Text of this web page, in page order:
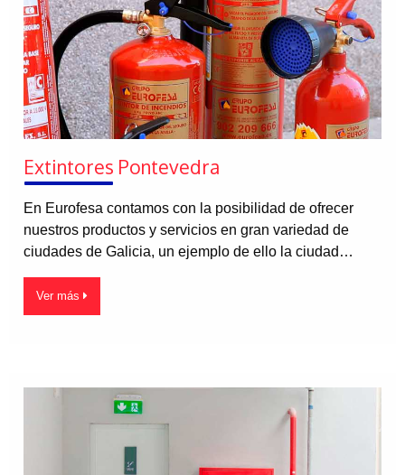
Extintores Pontevedra
En Eurofesa contamos con la posibilidad de ofrecer
nuestros productos y servicios en gran variedad de
ciudades de Galicia, un ejemplo de ello la ciudad…
Ver más